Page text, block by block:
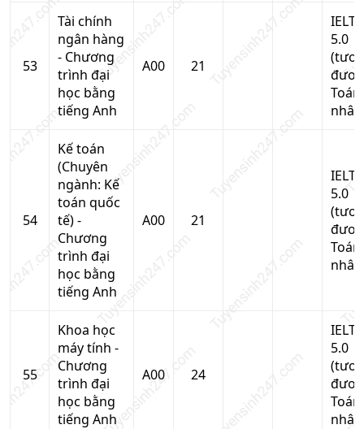
53
Tài chính
ngân hàng
- Chương
trình đại
học bằng
tiếng Anh
A00 21
5.0
Toán
54
Kế toán
(Chuyên
ngành: Kế
toán quốc
tế) -
Chương
trình đại
học bằng
tiếng Anh
A00 21
5.0
Toán
55
Khoa học
máy tính -
Chương
trình đại
học bằng
tiếng Anh
A00 24
5.0
Toán